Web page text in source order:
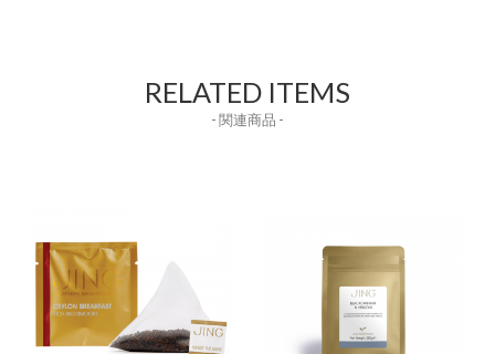
RELATED ITEMS
- 関連商品 -